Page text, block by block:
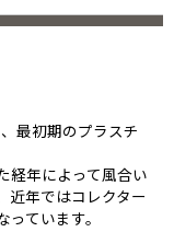
最初期のプラスチ
経年によって風合い
近年ではコレクター
ています。